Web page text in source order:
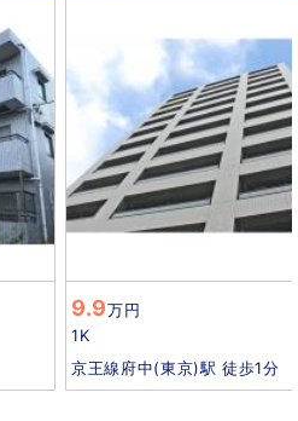
9.9万円
1K
京王線府中(東京)駅 徒歩1分